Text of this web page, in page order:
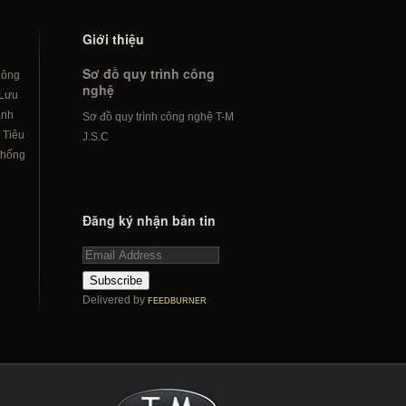
Lưu
Tiêu
Giới thiệu
Sơ đồ quy trình công
nghệ
Sơ đồ quy trình công nghệ T-M
J.S.C
Đăng ký nhận bản tin
Subscribe
Delivered by FEEDBURNER